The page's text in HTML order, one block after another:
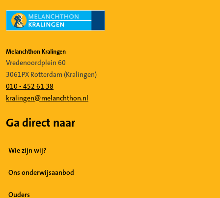
Melanchthon Kralingen
Vredenoordplein 60
3061PX Rotterdam (Kralingen)
010 - 452 61 38
kralingen@melanchthon.nl
Ga direct naar
Wie zijn wij?
Ons onderwijsaanbod
Ouders